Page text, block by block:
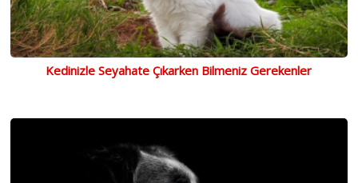
Kedinizle Seyahate Çıkarken Bilmeniz Gerekenler